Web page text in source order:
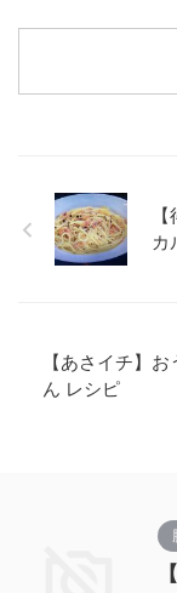
カ
【あさイチ】
ん レシピ